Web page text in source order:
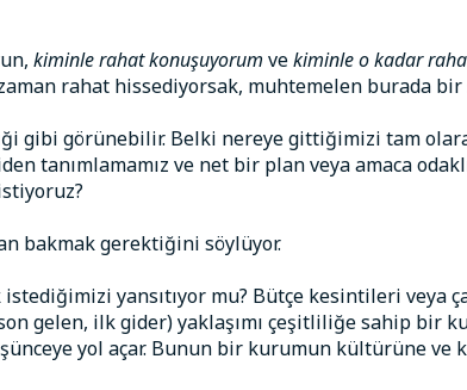
kiminle rahat konuşuyorum vekiminle o kadar
rahat hissediyorsak, muhtemelen burada
gibi görünebilir. Belki nereye gittiğimizi tam
tanımlamamız ve net bir plan veya amaca
bakmak gerektiğini söylüyor.
yansıtıyor mu? Bütçe kesintileri veya
gelen, ilk gider) yaklaşımı çeşitliliğe sahip bir
yol açar. Bunun bir kurumun kültürüne